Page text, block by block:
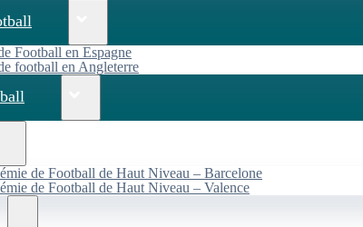
Football en Espagne
football en Angleterre
de Football de Haut Niveau – Barcelone
de Football de Haut Niveau – Valence